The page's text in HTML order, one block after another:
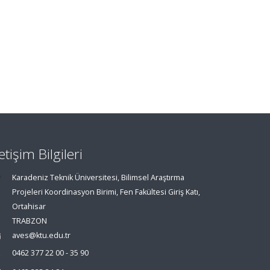
Bilgileri
Karadeniz Teknik Üniversitesi, Bilimsel Araştırma
Projeleri Koordinasyon Birimi, Fen Fakültesi Giriş Katı,
Ortahisar
TRABZON
aves@ktu.edu.tr
0462 377 22 00 - 35 90